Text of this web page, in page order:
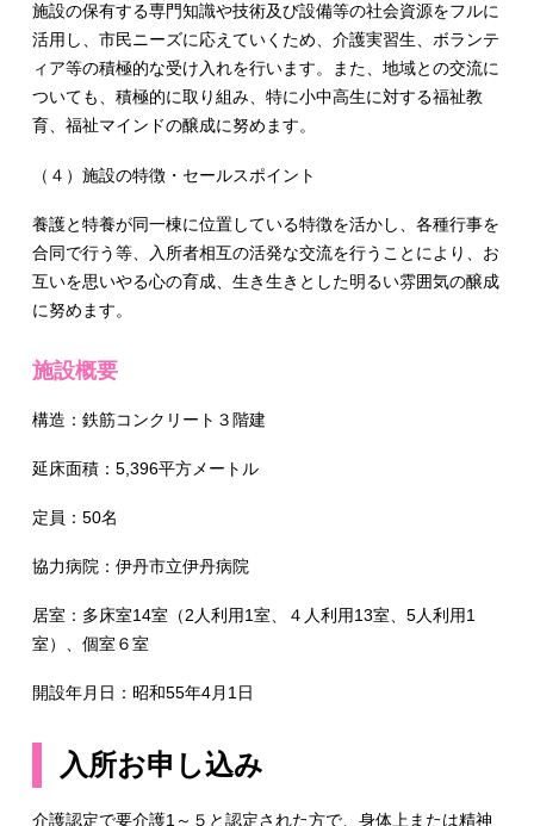
施設の保有する専門知識や技術及び設備等の社会資源をフルに
活用し、市民ニーズに応えていくため、介護実習生、ボランテ
ィア等の積極的な受け入れを行います。また、地域との交流に
ついても、積極的に取り組み、特に小中高生に対する福祉教
育、福祉マインドの醸成に努めます。
（４）施設の特徴・セールスポイント
養護と特養が同一棟に位置している特徴を活かし、各種行事を
合同で行う等、入所者相互の活発な交流を行うことにより、お
互いを思いやる心の育成、生き生きとした明るい雰囲気の醸成
に努めます。
施設概要
構造：鉄筋コンクリート３階建
延床面積：5,396平方メートル
定員：50名
協力病院：伊丹市立伊丹病院
居室：多床室14室（2人利用1室、４人利用13室、5人利用1
室）、個室６室
開設年月日：昭和55年4月1日
入所お申し込み
介護認定で要介護1～５と認定された方で、身体上または精神